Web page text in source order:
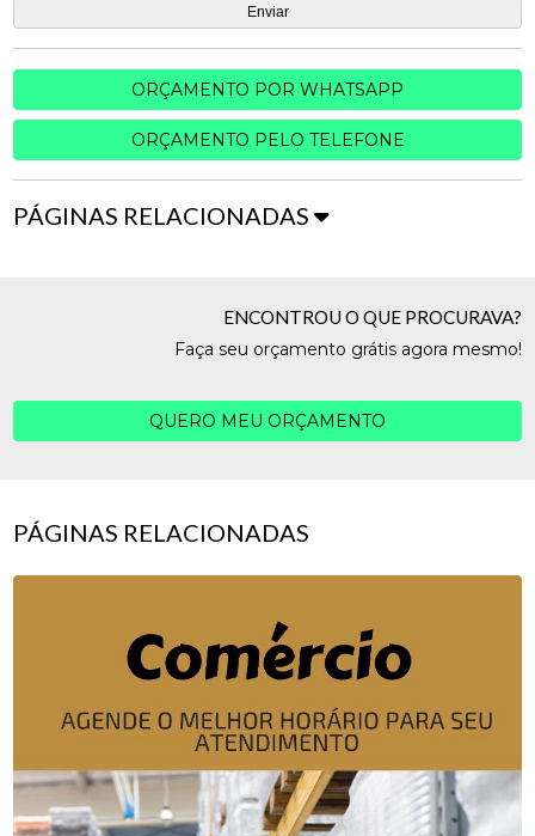
ORÇAMENTO POR WHATSAPP
ORÇAMENTO PELO TELEFONE
PÁGINAS RELACIONADAS
ENCONTROU O QUE PROCURAVA?
Faça seu orçamento grátis agora mesmo!
QUERO MEU ORÇAMENTO
PÁGINAS RELACIONADAS